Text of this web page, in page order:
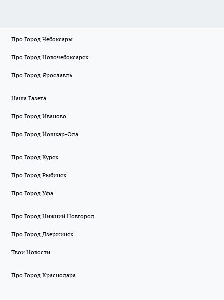
Про Город Чебоксары
Про Город Новочебоксарск
Про Город Ярославль
Наша Газета
Про Город Иваново
Про Город Йошкар-Ола
Про Город Курск
Про Город Рыбинск
Про Город Уфа
Про Город Нижний Новгород
Про Город Дзержинск
Твои Новости
Про Город Краснодара